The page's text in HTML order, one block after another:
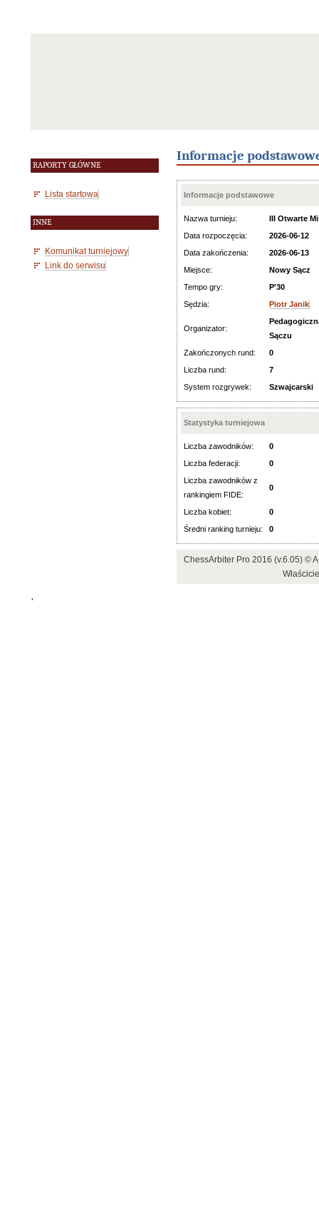
RAPORTY GŁÓWNE
Lista startowa
INNE
Komunikat turniejowy
Link do serwisu
Informacje
Informacje podstawowe
Nazwa turnieju:
III Otwarte
Data rozpoczęcia:
2026-06-12
Data zakończenia:
2026-06-13
Miejsce:
Nowy Sącz
Tempo gry:
P'30
Sędzia:
Piotr Janik
Organizator:
Sączu
Zakończonych rund:
0
Liczba rund:
7
System rozgrywek:
Szwajcarski
Statystyka turniejowa
Liczba zawodników:
0
Liczba federacji:
0
Liczba zawodników z
rankingiem FIDE:
0
Liczba kobiet:
0
Średni ranking turnieju:
0
ChessArbiter Pro 2016 (v.6.05) ©
'